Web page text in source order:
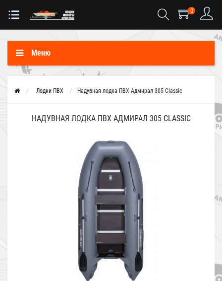
0
Меню
Лодки ПВХ Надувная лодка ПВХ Адмирал 305 Classic
НАДУВНАЯ ЛОДКА ПВХ АДМИРАЛ 305 CLASSIC